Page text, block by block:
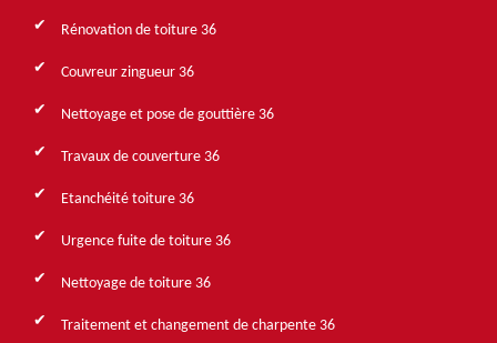
Rénovation de toiture 36
Couvreur zingueur 36
Nettoyage et pose de gouttière 36
Travaux de couverture 36
Etanchéité toiture 36
Urgence fuite de toiture 36
Nettoyage de toiture 36
Traitement et changement de charpente 36